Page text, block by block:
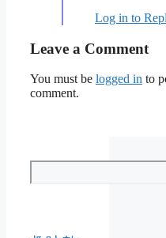
Log in to
Leave a Comment
You must be logged in to
comment.